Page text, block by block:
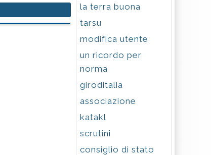
la terra buona
tarsu
modifica utente
un ricordo per
norma
giroditalia
associazione
katakl
scrutini
consiglio di stato